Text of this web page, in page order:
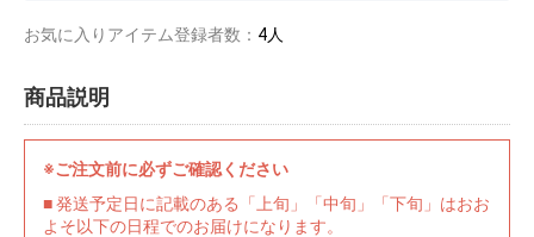
お気に入りアイテム登録者数： 4人
商品説明
※ご注文前に必ずご確認ください
■ 発送予定日に記載のある「上旬」「中旬」「下旬」はおお
よそ以下の日程でのお届けになります。
イラストレ
ーター
アダルトグ
ッズ